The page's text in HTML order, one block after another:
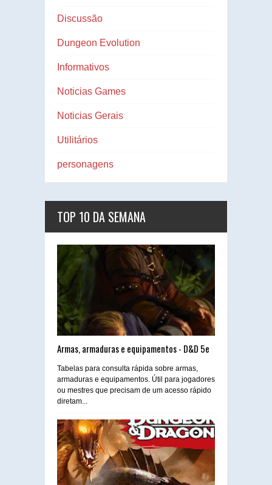
Discussão
Dungeon Evolution
Informativos
Noticias Games
Noticias Gerais
Utilitários
personagens
TOP 10 DA SEMANA
Armas, armaduras e equipamentos - D&D 5e
Tabelas para consulta rápida sobre armas,
armaduras e equipamentos. Útil para jogadores
ou mestres que precisam de um acesso rápido
diretam...